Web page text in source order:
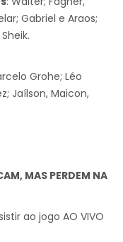
Gabriel e Araos;
Grohe; Léo
Jaílson, Maicon,
MAS PERDEM NA
ao jogo AO VIVO